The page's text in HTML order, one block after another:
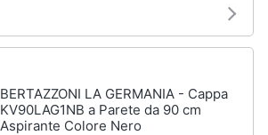
BERTAZZONI LA GERMANIA - Cappa
KV90LAG1NB a Parete da 90 cm
Aspirante Colore Nero